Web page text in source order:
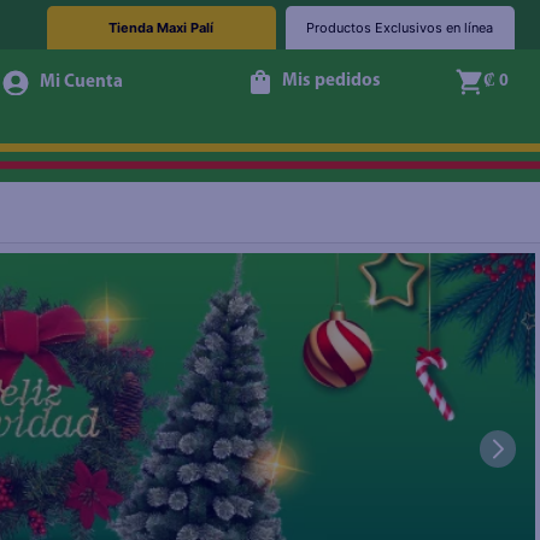
Tienda Maxi Palí Productos Exclusivos en línea
Mis pedidos ₡ 0